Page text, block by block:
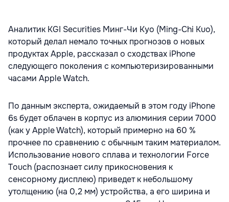
Аналитик KGI Securities Минг-Чи Куо (Ming-Chi Kuo),
который делал немало точных прогнозов о новых
продуктах Apple, рассказал о сходствах iPhone
следующего поколения с компьютеризированными
часами Apple Watch.
По данным эксперта, ожидаемый в этом году iPhone
6s будет облачен в корпус из алюминия серии 7000
(как у Apple Watch), который примерно на 60 %
прочнее по сравнению с обычным таким материалом.
Использование нового сплава и технологии Force
Touch (распознает силу прикосновения к
сенсорному дисплею) приведет к небольшому
утолщению (на 0,2 мм) устройства, а его ширина и